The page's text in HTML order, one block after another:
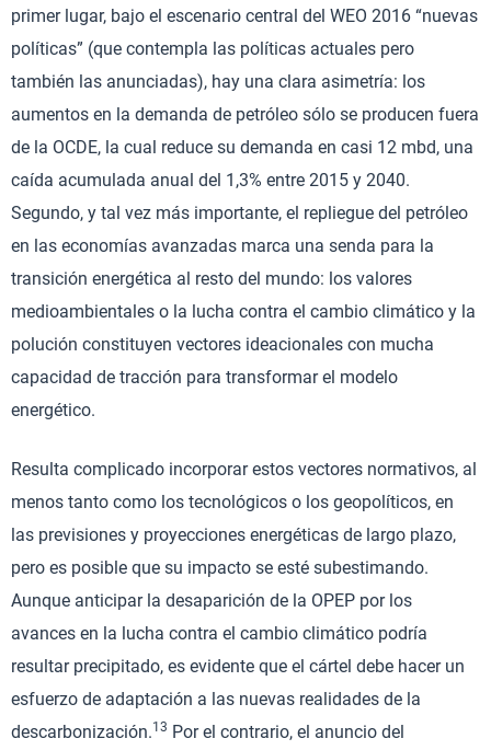
primer lugar, bajo el escenario central del WEO 2016 “nuevas
políticas” (que contempla las políticas actuales pero
también las anunciadas), hay una clara asimetría: los
aumentos en la demanda de petróleo sólo se producen fuera
de la OCDE, la cual reduce su demanda en casi 12 mbd, una
caída acumulada anual del 1,3% entre 2015 y 2040.
Segundo, y tal vez más importante, el repliegue del petróleo
en las economías avanzadas marca una senda para la
transición energética al resto del mundo: los valores
medioambientales o la lucha contra el cambio climático y la
polución constituyen vectores ideacionales con mucha
capacidad de tracción para transformar el modelo
energético.
Resulta complicado incorporar estos vectores normativos, al
menos tanto como los tecnológicos o los geopolíticos, en
las previsiones y proyecciones energéticas de largo plazo,
pero es posible que su impacto se esté subestimando.
Aunque anticipar la desaparición de la OPEP por los
avances en la lucha contra el cambio climático podría
resultar precipitado, es evidente que el cártel debe hacer un
esfuerzo de adaptación a las nuevas realidades de la
descarbonización.13 Por el contrario, el anuncio del